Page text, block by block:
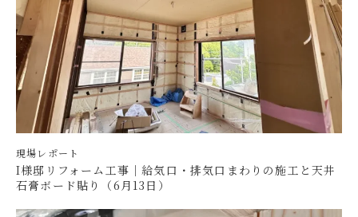
現場レポート
I様邸リフォーム工事｜給気口・排気口まわりの施工と天井
石膏ボード貼り（6月13日）